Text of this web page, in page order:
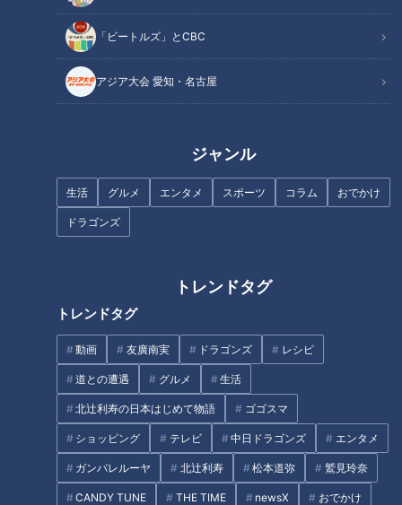
「ビートルズ」とCBC
アジア大会 愛知・名古屋
ジャンル
生活 グルメ エンタメ スポーツ コラム おでかけ
ドラゴンズ
トレンドタグ
トレンドタグ
動画 友廣南実 ドラゴンズ レシピ
道との遭遇 グルメ 生活
北辻利寿の日本はじめて物語 ゴゴスマ
ショッピング テレビ 中日ドラゴンズ エンタメ
ガンバレルーヤ 北辻利寿 松本道弥 鷲見玲奈
CANDY TUNE THE TIME newsX おでかけ
ると、どんぶりに入ったカレーライスだそうで、さらに目玉焼
きがのっていて、懐かしい味わいだとか。
CBCテレビ『チャント！』いただきます！ほぼ地元だけ 愛されフード
『高等ライス』が食べられると聞いて向かったのは、レトロな
構えの洋食レストラン『三河亭』。代々家族で経営し、現在は
5代目が店を切り盛りしています。ほとんどのお客さんが注文
するという『高等ライス』が、フタ付きのどんぶりで登場。フ
タを取ると、街の人たちの情報通り、カレーライスの上に目玉
焼きが鎮座していました。 食べ方にもこだわりがあるそう
で、店主が3つ教えてくれました。